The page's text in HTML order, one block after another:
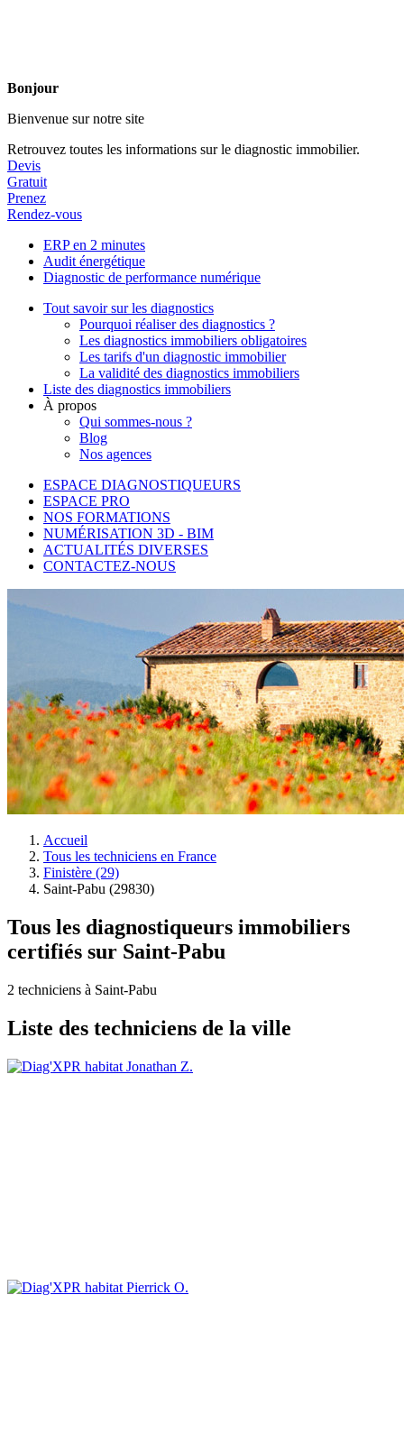
Bonjour
Bienvenue sur notre site
Retrouvez toutes les informations sur le diagnostic immobilier.
Devis
Gratuit
Prenez
Rendez-vous
ERP en 2 minutes
Audit énergétique
Diagnostic de performance numérique
Tout savoir sur les diagnostics
Pourquoi réaliser des diagnostics ?
Les diagnostics immobiliers obligatoires
Les tarifs d'un diagnostic immobilier
La validité des diagnostics immobiliers
Liste des diagnostics immobiliers
À propos
Qui sommes-nous ?
Blog
Nos agences
ESPACE DIAGNOSTIQUEURS
ESPACE PRO
NOS FORMATIONS
NUMÉRISATION 3D - BIM
ACTUALITÉS DIVERSES
CONTACTEZ-NOUS
Accueil
Tous les techniciens en France
Finistère (29)
Saint-Pabu (29830)
Tous les diagnostiqueurs immobiliers
certifiés sur Saint-Pabu
2 techniciens à Saint-Pabu
Liste des techniciens de la ville
Jonathan Z.
Pierrick O.